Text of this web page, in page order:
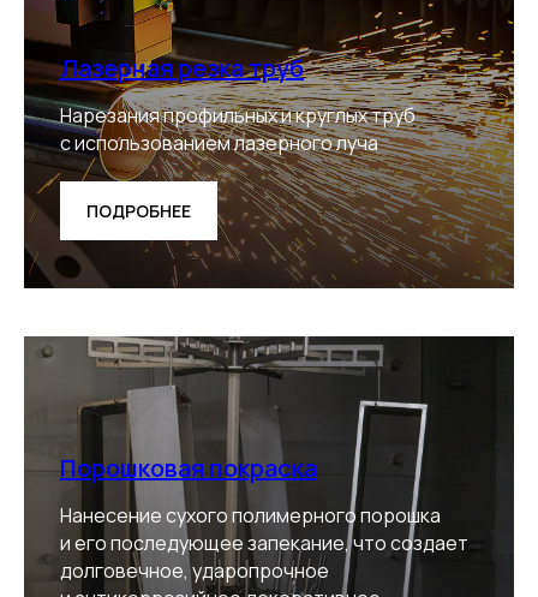
Лазерная резка труб
Нарезания профильных и круглых труб
с использованием лазерного луча
ПОДРОБНЕЕ
Порошковая покраска
Нанесение сухого полимерного порошка
и его последующее запекание, что создает
долговечное, ударопрочное